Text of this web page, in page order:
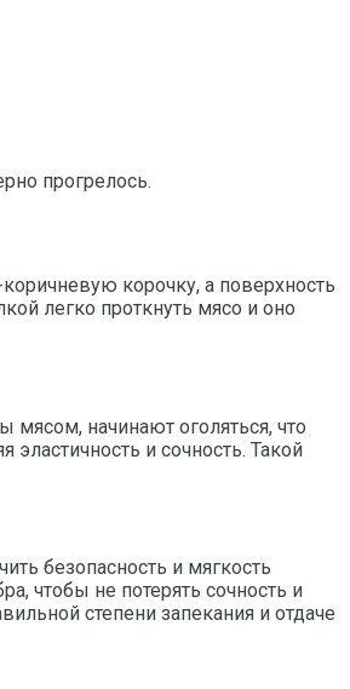
прогрелось.
корочку, а поверхность
легко проткнуть мясо и оно
мясом, начинают оголяться, что
и сочность. Такой
безопасность и мягкость
чтобы не потерять сочность и
степени запекания и отдаче